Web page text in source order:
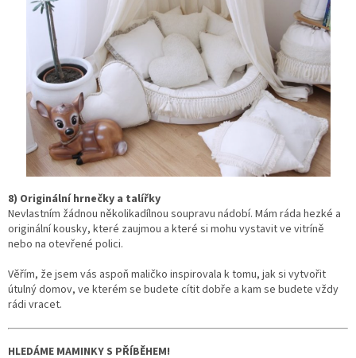
8) Originální hrnečky a talířky
Nevlastním žádnou několikadílnou soupravu nádobí. Mám ráda hezké a
originální kousky, které zaujmou a které si mohu vystavit ve vitríně
nebo na otevřené polici.
Věřím, že jsem vás aspoň maličko inspirovala k tomu, jak si vytvořit
útulný domov, ve kterém se budete cítit dobře a kam se budete vždy
rádi vracet.
HLEDÁME MAMINKY S PŘÍBĚHEM!